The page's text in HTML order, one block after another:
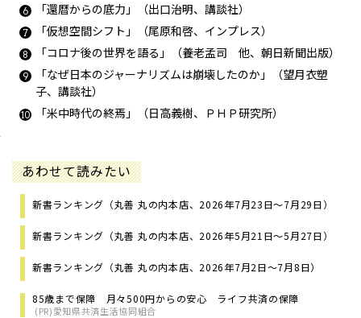
「還暦からの底力」（出口治明、講談社）
「仮想空間シフト」（尾原和啓、インプレス）
「コロナ後の世界を語る」（養老孟司 他、朝日新聞出版）
「なぜ日本のジャーナリズムは崩壊したのか」（望月衣塑
子、講談社）
「米中時代の終焉」（日高義樹、ＰＨＰ研究所）
あわせて読みたい
新書ランキング（丸善 丸の内本店、2026年7月23日～7月29日）
新書ランキング（丸善 丸の内本店、2026年5月21日～5月27日）
新書ランキング（丸善 丸の内本店、2026年7月2日～7月8日）
85歳まで保障 月々500円からの安心 ライフ共済の保障
(PR)愛知県共済生活協同組合